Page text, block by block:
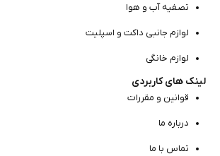
تصفیه آب و هوا
لوازم جانبی داکت و اسپلیت
لوازم خانگی
لینک های کاربردی
قوانین و مقررات
درباره ما
تماس با ما